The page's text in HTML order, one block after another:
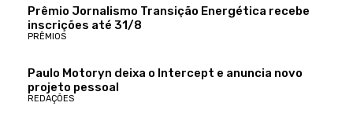
Prêmio Jornalismo Transição Energética recebe
inscrições até 31/8
PRÊMIOS
Paulo Motoryn deixa o Intercept e anuncia novo
projeto pessoal
REDAÇÕES